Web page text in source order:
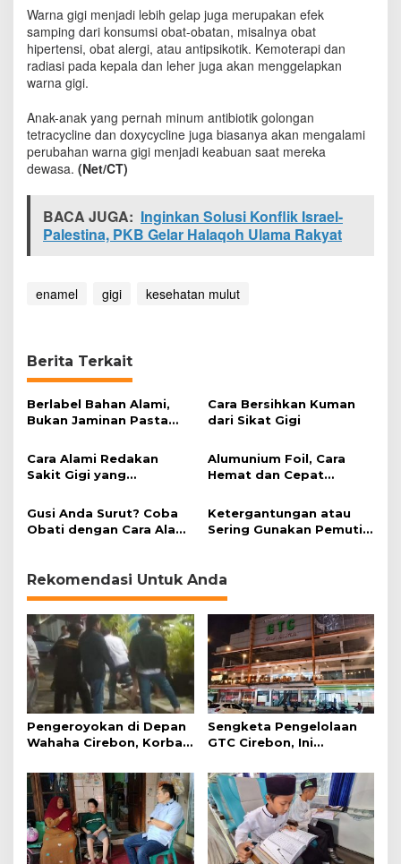
Warna gigi menjadi lebih gelap juga merupakan efek
samping dari konsumsi obat-obatan, misalnya obat
hipertensi, obat alergi, atau antipsikotik. Kemoterapi dan
radiasi pada kepala dan leher juga akan menggelapkan
warna gigi.
Anak-anak yang pernah minum antibiotik golongan
tetracycline dan doxycycline juga biasanya akan mengalami
perubahan warna gigi menjadi keabuan saat mereka
dewasa. (Net/CT)
BACA JUGA: Inginkan Solusi Konflik Israel-
Palestina, PKB Gelar Halaqoh Ulama Rakyat
enamel gigi kesehatan mulut
Berita Terkait
Berlabel Bahan Alami,
Bukan Jaminan Pasta
Cara Bersihkan Kuman
dari Sikat Gigi
Cara Alami Redakan
Sakit Gigi yang
Alumunium Foil, Cara
Hemat dan Cepat
Gusi Anda Surut? Coba
Obati dengan Cara Alami
Ketergantungan atau
Sering Gunakan Pemutih
Rekomendasi Untuk Anda
Pengeroyokan di Depan
Wahaha Cirebon, Korban
Polisi
Sengketa Pengelolaan
GTC Cirebon, Ini
Simanjuntak